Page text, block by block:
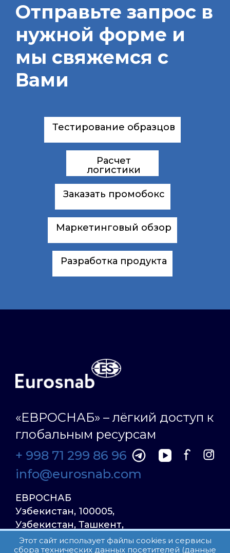
Отправьте запрос в
нужной форме и
мы свяжемся с
Вами
Тестирование образцов
Расчет
логистики
Заказать промобокс
Маркетинговый обзор
Разработка продукта
«ЕВРОСНАБ» – лёгкий доступ к
глобальным ресурсам
+ 998 71 299 86 96
info@eurosnab.com
ЕВРОСНАБ
Узбекистан, 100005,
Узбекистан, Ташкент,
Улица Фаргона Йули
Этот сайт использует файлы cookies и сервисы
сбора технических данных посетителей (данные